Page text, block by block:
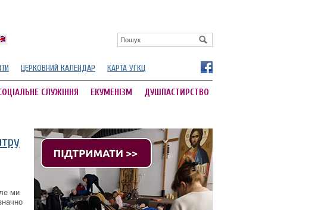
ЦЕРКОВНИЙ КАЛЕНДАР КАРТА УГКЦ
СЛУЖІННЯ ЕКУМЕНІЗМ ДУШПАСТИРСТВО
ми